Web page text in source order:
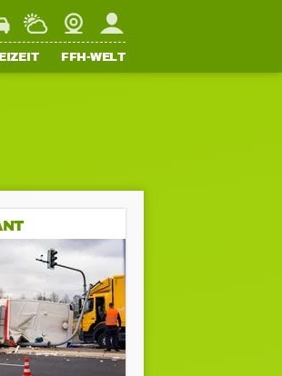
WetterWebcamMein FFH
FFH-WELT